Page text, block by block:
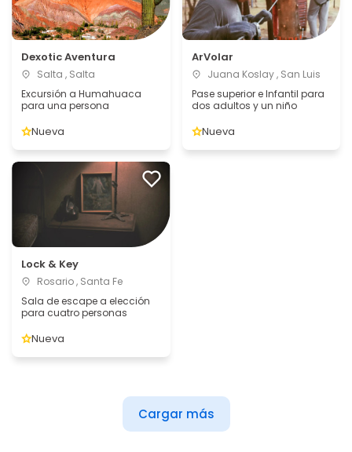
Dexotic Aventura
Salta , Salta
Excursión a Humahuaca
para una persona
Nueva
ArVolar
Juana Koslay , San Luis
Pase superior e Infantil para
dos adultos y un niño
Nueva
Lock & Key
Rosario , Santa Fe
Sala de escape a elección
para cuatro personas
Nueva
Cargar más